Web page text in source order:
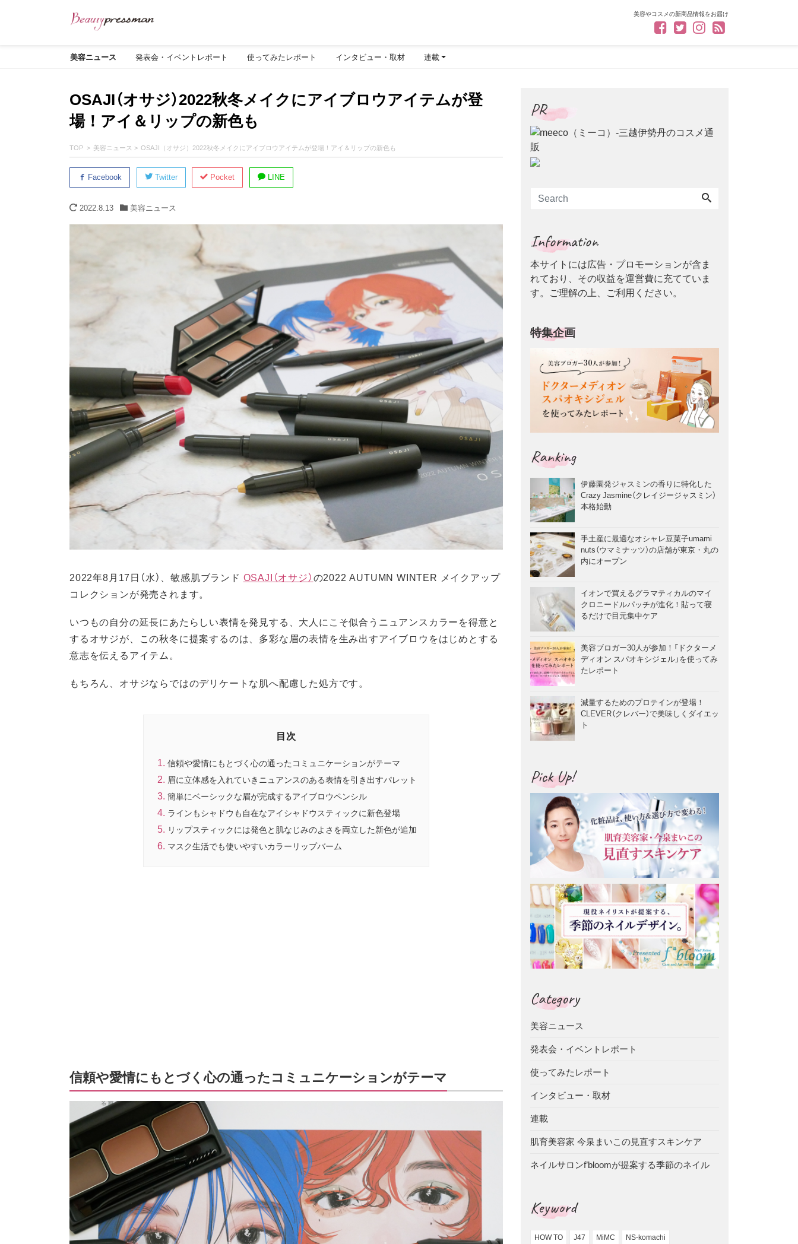
美容やコスメの新商品情報をお届け
美容ニュース 発表会・イベントレポート 使ってみたレポート インタビュー・取材 連載
OSAJI（オサジ）2022秋冬メイクにアイブロウアイテムが登
場！アイ＆リップの新色も
TOP 美容ニュース OSAJI（オサジ）2022秋冬メイクにアイブロウアイテムが登場！アイ＆リップの新色も
Facebook Twitter Pocket LINE
2022.8.13 美容ニュース
2022年8月17日（水）、敏感肌ブランド OSAJI（オサジ）の2022 AUTUMN WINTER メイクアップ
コレクションが発売されます。
いつもの自分の延長にあたらしい表情を発見する、大人にこそ似合うニュアンスカラーを得意と
するオサジが、この秋冬に提案するのは、多彩な眉の表情を生み出すアイブロウをはじめとする
意志を伝えるアイテム。
もちろん、オサジならではのデリケートな肌へ配慮した処方です。
目次
信頼や愛情にもとづく心の通ったコミュニケーションがテーマ
眉に立体感を入れていきニュアンスのある表情を引き出すパレット
簡単にベーシックな眉が完成するアイブロウペンシル
ラインもシャドウも自在なアイシャドウスティックに新色登場
リップスティックには発色と肌なじみのよさを両立した新色が追加
マスク生活でも使いやすいカラーリップバーム
信頼や愛情にもとづく心の通ったコミュニケーションがテーマ
PR
Information
本サイトには広告・プロモーションが含ま
れており、その収益を運営費に充てていま
す。ご理解の上、ご利用ください。
特集企画
Ranking
伊藤園発ジャスミンの香りに特化した
Crazy Jasmine（クレイジージャスミン）
本格始動
手土産に最適なオシャレ豆菓子umami
nuts（ウマミナッツ）の店舗が東京・丸の
内にオープン
イオンで買えるグラマティカルのマイ
クロニードルパッチが進化！貼って寝
るだけで目元集中ケア
美容ブロガー30人が参加！「ドクターメ
ディオン スパオキシジェル」を使ってみ
たレポート
減量するためのプロテインが登場！
CLEVER（クレバー）で美味しくダイエッ
ト
Pick Up!
Category
美容ニュース
発表会・イベントレポート
使ってみたレポート
インタビュー・取材
連載
肌育美容家 今泉まいこの見直すスキンケア
ネイルサロンf’bloomが提案する季節のネイル
Keyword
HOW TO J47 MiMC NS-komachi